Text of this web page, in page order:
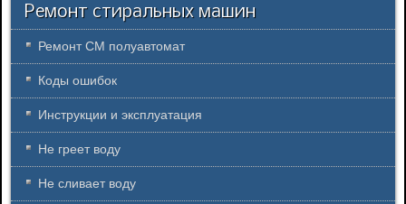
Ремонт стиральных машин
Ремонт СМ полуавтомат
Коды ошибок
Инструкции и эксплуатация
Не греет воду
Не сливает воду